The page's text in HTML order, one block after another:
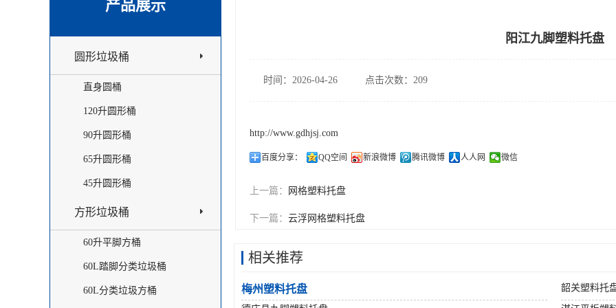
阳江九脚塑料托盘
时间：2026-04-26 点击次数：209
http://www.gdhjsj.com
百度分享： QQ空间 新浪微博 腾讯微博 人人网 微信
上一篇： 网格塑料托盘
下一篇： 云浮网格塑料托盘
相关推荐
梅州塑料托盘 韶关塑料托
产品展示
圆形垃圾桶
直身圆桶
120升圆形桶
90升圆形桶
65升圆形桶
45升圆形桶
方形垃圾桶
60升平脚方桶
60L踏脚分类垃圾桶
60L分类垃圾方桶